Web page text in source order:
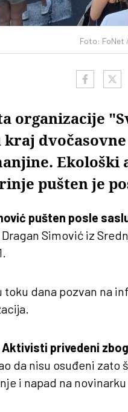
Foto: FoNet
organizacije
kraj
Ekološki
pušten je
pušten posle
Simović iz
toku dana pozvan na
privedeni
da nisu osuđeni zato
i napad na